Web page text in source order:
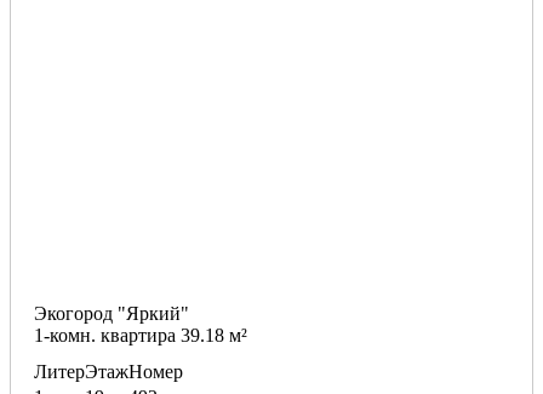
Экогород "Яркий"
1-комн. квартира 39.18 м²
ЛитерЭтажНомер